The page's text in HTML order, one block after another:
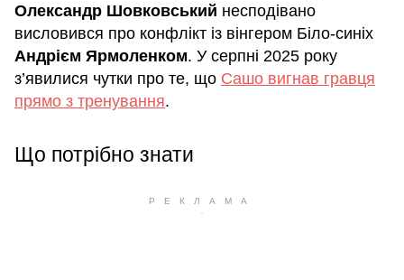
Олександр Шовковський несподівано
висловився про конфлікт із вінгером Біло-синіх
Андрієм Ярмоленком. У серпні 2025 року
з’явилися чутки про те, що Сашо вигнав гравця
прямо з тренування.
Що потрібно знати